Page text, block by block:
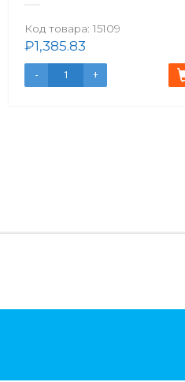
Код товара: 15109
₽1,385.83